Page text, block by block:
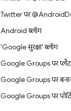
Twitter पर
Android ब्लॉग
'Google सुरक्षा' ब्लॉग
Google Groups पर
Google Groups पर
Google Groups पर